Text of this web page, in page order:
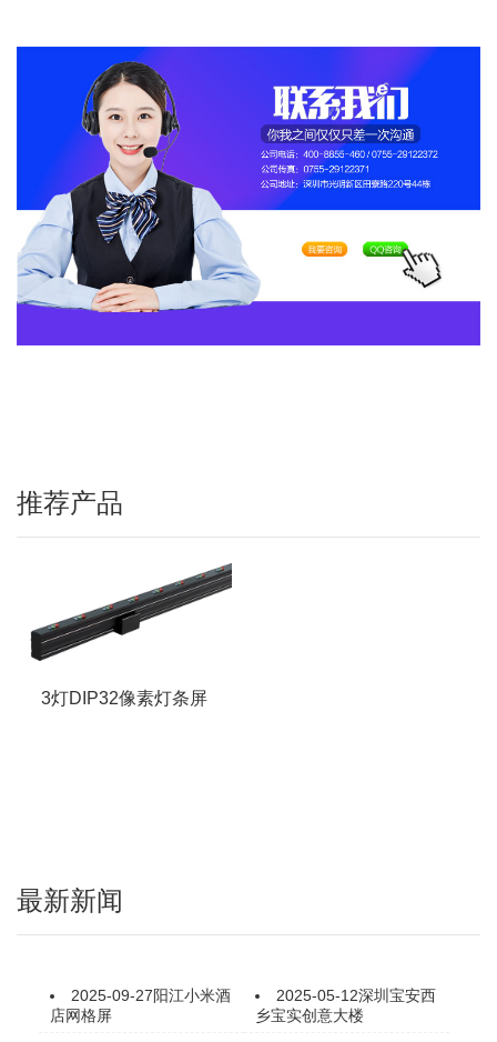
推荐产品
3灯DIP32像素灯条屏
最新新闻
2025-09-27阳江小米酒
店网格屏
2025-05-12深圳宝安西
乡宝实创意大楼